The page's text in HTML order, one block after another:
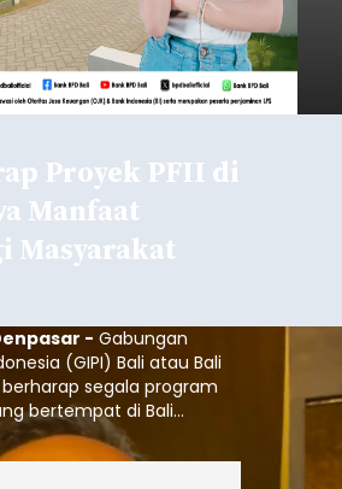
Proyek PFII di
Manfaat
Masyarakat
- Gabungan
(GIPI) Bali atau Bali
segala program
bertempat di Bali
bagi masyarakat lokal.
(Bali sebagai Pusat